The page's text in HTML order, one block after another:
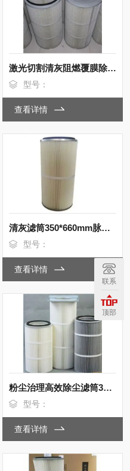
激光切割清灰阻燃覆膜除尘滤筒350*660
型号：
查看详情
清灰滤筒350*660mm脉冲式除尘 折叠式
型号：
查看详情
粉尘治理高效除尘滤筒350*660mm
型号：
查看详情
联系
顶部